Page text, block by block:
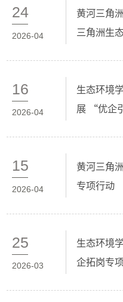
24
2026-04
黄河三角
三角洲生
16
2026-04
生态环境
展 “优企
15
2026-04
黄河三角
专项行动
25
2026-03
生态环境
企拓岗专